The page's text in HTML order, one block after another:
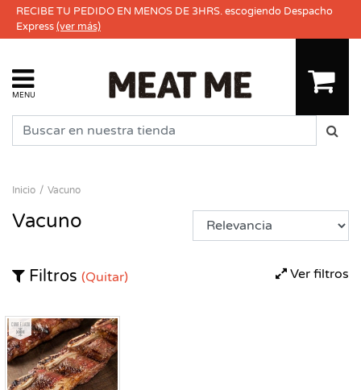
RECIBE TU PEDIDO EN MENOS DE 3HRS. escogiendo Despacho
Express(ver más)
MENU
Inicio Vacuno
Vacuno
Ver filtros
Filtros (Quitar)
Congelado